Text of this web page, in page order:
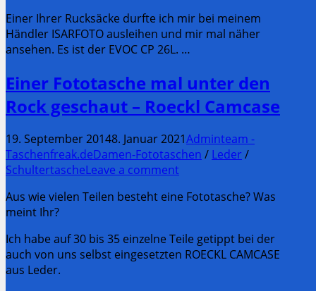
Einer Ihrer Rucksäcke durfte ich mir bei meinem
Händler ISARFOTO ausleihen und mir mal näher
ansehen. Es ist der EVOC CP 26L. …
Einer Fototasche mal unter den
Rock geschaut – Roeckl Camcase
19. September 20148. Januar 2021Adminteam -
Taschenfreak.deDamen-Fototaschen / Leder /
SchultertascheLeave a comment
Aus wie vielen Teilen besteht eine Fototasche? Was
meint Ihr?
Ich habe auf 30 bis 35 einzelne Teile getippt bei der
auch von uns selbst eingesetzten ROECKL CAMCASE
aus Leder.